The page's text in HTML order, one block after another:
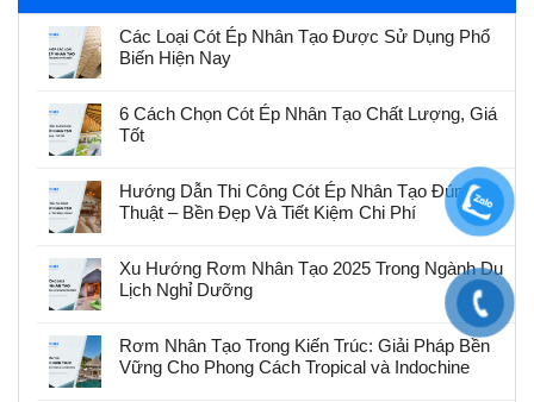
Các Loại Cót Ép Nhân Tạo Được Sử Dụng Phổ
Biến Hiện Nay
6 Cách Chọn Cót Ép Nhân Tạo Chất Lượng, Giá
Tốt
Hướng Dẫn Thi Công Cót Ép Nhân Tạo Đúng Kỹ
Thuật – Bền Đẹp Và Tiết Kiệm Chi Phí
Xu Hướng Rơm Nhân Tạo 2025 Trong Ngành Du
Lịch Nghỉ Dưỡng
Rơm Nhân Tạo Trong Kiến Trúc: Giải Pháp Bền
Vững Cho Phong Cách Tropical và Indochine